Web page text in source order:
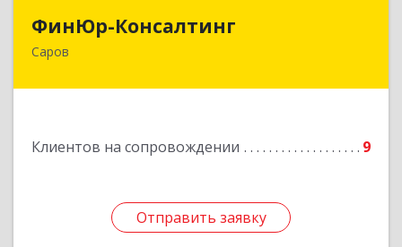
ФинЮр-Консалтинг
Саров
Клиентов на сопровождении 9
Отправить заявку
Отправить заявку